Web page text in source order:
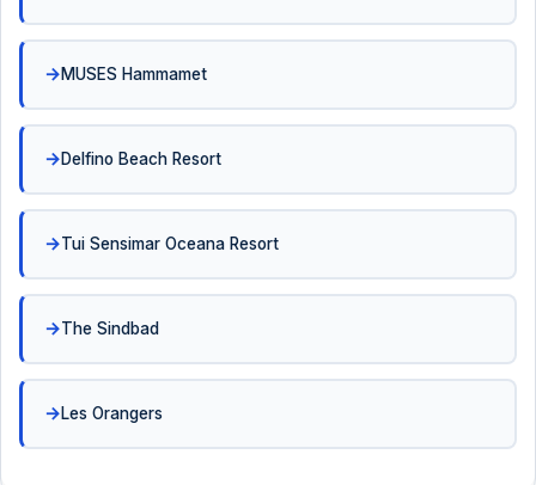
MUSES Hammamet
Delfino Beach Resort
Tui Sensimar Oceana Resort
The Sindbad
Les Orangers